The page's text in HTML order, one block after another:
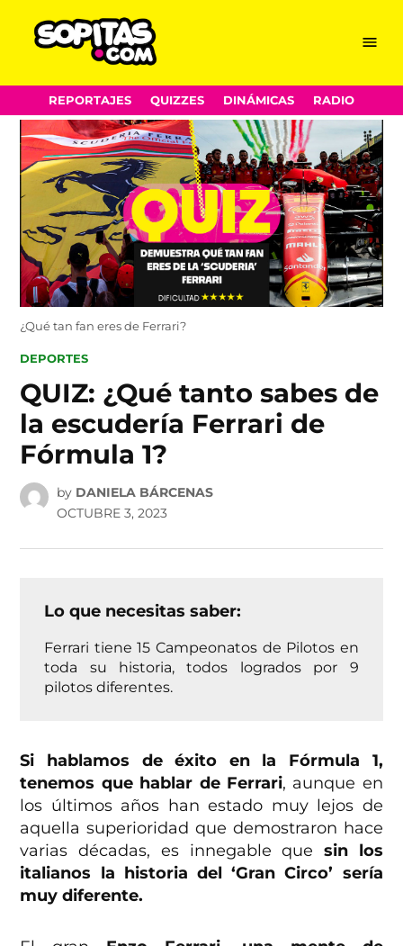
Skip
to
content
Menu
REPORTAJES QUIZZES DINÁMICAS RADIO
¿Qué tan fan eres de Ferrari?
POSTED
DEPORTES
QUIZ: ¿Qué tanto sabes de
la escudería Ferrari de
Fórmula 1?
by DANIELA BÁRCENAS
OCTUBRE 3, 2023
Lo que necesitas saber:
Ferrari tiene 15 Campeonatos de Pilotos en
toda su historia, todos logrados por 9
pilotos diferentes.
Si hablamos de éxito en la Fórmula 1,
tenemos que hablar de Ferrari, aunque en
los últimos años han estado muy lejos de
aquella superioridad que demostraron hace
varias décadas, es innegable que sin los
italianos la historia del ‘Gran Circo’ sería
muy diferente.